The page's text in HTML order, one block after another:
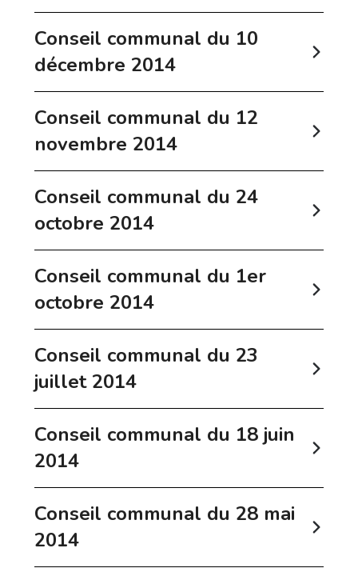
Conseil communal du 10
décembre 2014
Conseil communal du 12
novembre 2014
Conseil communal du 24
octobre 2014
Conseil communal du 1er
octobre 2014
Conseil communal du 23
juillet 2014
Conseil communal du 18 juin
2014
Conseil communal du 28 mai
2014